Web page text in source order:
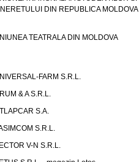
DIN REPUBLICA MOLDOVA
TEATRALA DIN MOLDOVA
FARM S.R.L.
& A S.R.L.
S.A.
S.R.L.
V-N S.R.L.